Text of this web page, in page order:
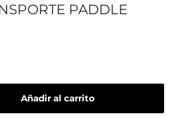
PADDLE
Añadir al carrito